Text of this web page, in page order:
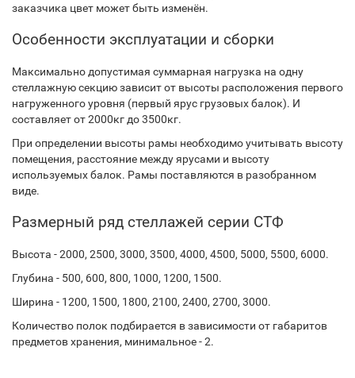
заказчика цвет может быть изменён.
Особенности эксплуатации и сборки
Максимально допустимая суммарная нагрузка на одну
стеллажную секцию зависит от высоты расположения первого
нагруженного уровня (первый ярус грузовых балок). И
составляет от 2000кг до 3500кг.
При определении высоты рамы необходимо учитывать высоту
помещения, расстояние между ярусами и высоту
используемых балок. Рамы поставляются в разобранном
виде.
Размерный ряд стеллажей серии СТФ
Высота - 2000, 2500, 3000, 3500, 4000, 4500, 5000, 5500, 6000.
Глубина - 500, 600, 800, 1000, 1200, 1500.
Ширина - 1200, 1500, 1800, 2100, 2400, 2700, 3000.
Количество полок подбирается в зависимости от габаритов
предметов хранения, минимальное - 2.